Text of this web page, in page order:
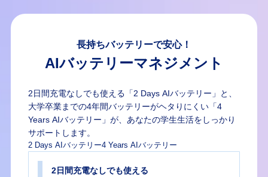
長持ちバッテリーで安心！
AIバッテリーマネジメント
2日間充電なしでも使える「2 Days AIバッテリー」と、
大学卒業までの4年間バッテリーがヘタりにくい「4
Years AIバッテリー」が、あなたの学生生活をしっかり
サポートします。
2 Days AIバッテリー4 Years AIバッテリー
2日間充電なしでも使える